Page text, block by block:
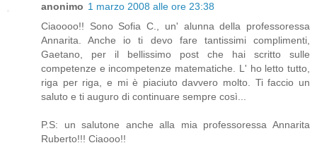
anonimo 1 marzo 2008 alle ore 23:38
Ciaoooo!! Sono Sofia C., un' alunna della professoressa
Annarita. Anche io ti devo fare tantissimi complimenti,
Gaetano, per il bellissimo post che hai scritto sulle
competenze e incompetenze matematiche. L' ho letto tutto,
riga per riga, e mi è piaciuto davvero molto. Ti faccio un
saluto e ti auguro di continuare sempre così...
P.S: un salutone anche alla mia professoressa Annarita
Ruberto!!! Ciaooo!!